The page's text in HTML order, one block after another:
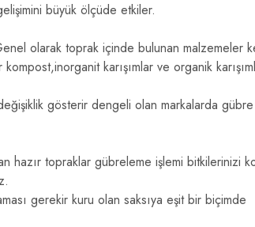
büyük ölçüde etkiler.
olarak toprak içinde bulunan malzemeler
karışımlar ve organik
gösterir dengeli olan markalarda gübre
hazır topraklar gübreleme işlemi bitkilerinizi
gerekir kuru olan saksıya eşit bir biçimde